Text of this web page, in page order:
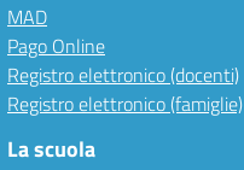
MAD
Pago Online
Registro elettronico (docenti)
Registro elettronico (famiglie)
La scuola